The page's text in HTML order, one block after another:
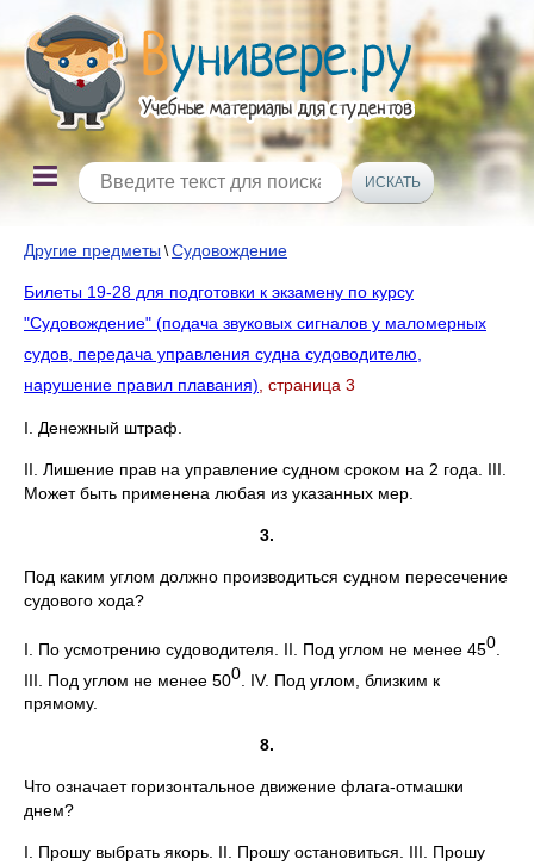
Другие предметы \Судовождение
Билеты 19-28 для подготовки к экзамену по курсу
"Судовождение" (подача звуковых сигналов у маломерных
судов, передача управления судна судоводителю,
нарушение правил плавания) , страница 3
I. Денежный штраф.
II. Лишение прав на управление судном сроком на 2 года. III.
Может быть применена любая из указанных мер.
3.
Под каким углом должно производиться судном пересечение
судового хода?
I. По усмотрению судоводителя. II. Под углом не менее 450
III. Под углом не менее 500 . IV. Под углом, близким к
прямому.
8.
Что означает горизонтальное движение флага-отмашки
днем?
I. Прошу выбрать якорь. II. Прошу остановиться. III. Прошу